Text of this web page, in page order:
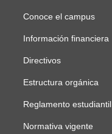
Conoce el campus
Información financiera
Directivos
Estructura orgánica
Reglamento estudiantil
Normativa vigente